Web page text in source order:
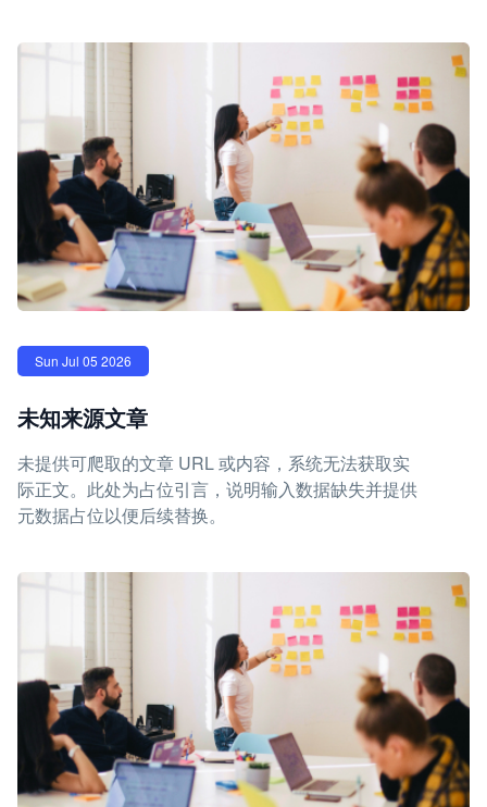
Sun Jul 05 2026
未知来源文章
未提供可爬取的文章 URL 或内容，系统无法获取实
际正文。此处为占位引言，说明输入数据缺失并提供
元数据占位以便后续替换。